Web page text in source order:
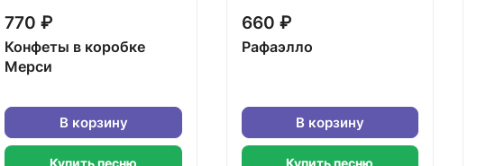
770 ₽
Конфеты в коробке
Мерси
В корзину
660 ₽
Рафаэлло
В корзину